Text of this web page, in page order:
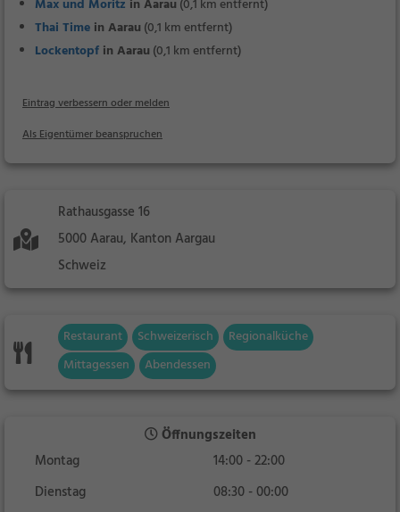
Max und Moritz in Aarau (0,1 km entfernt)
Thai Time in Aarau (0,1 km entfernt)
Lockentopf in Aarau (0,1 km entfernt)
Eintrag verbessern oder melden
Als Eigentümer beanspruchen
Rathausgasse 16
5000 Aarau, Kanton Aargau
Schweiz
Restaurant Schweizerisch
Regionalküche
Mittagessen
Abendessen
Öffnungszeiten
Montag
14:00 - 22:00
Dienstag
08:30 - 00:00